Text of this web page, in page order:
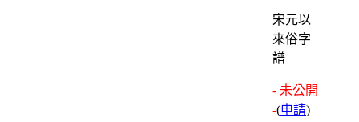
宋元以
來俗字
譜
- 未公開
-(申請)